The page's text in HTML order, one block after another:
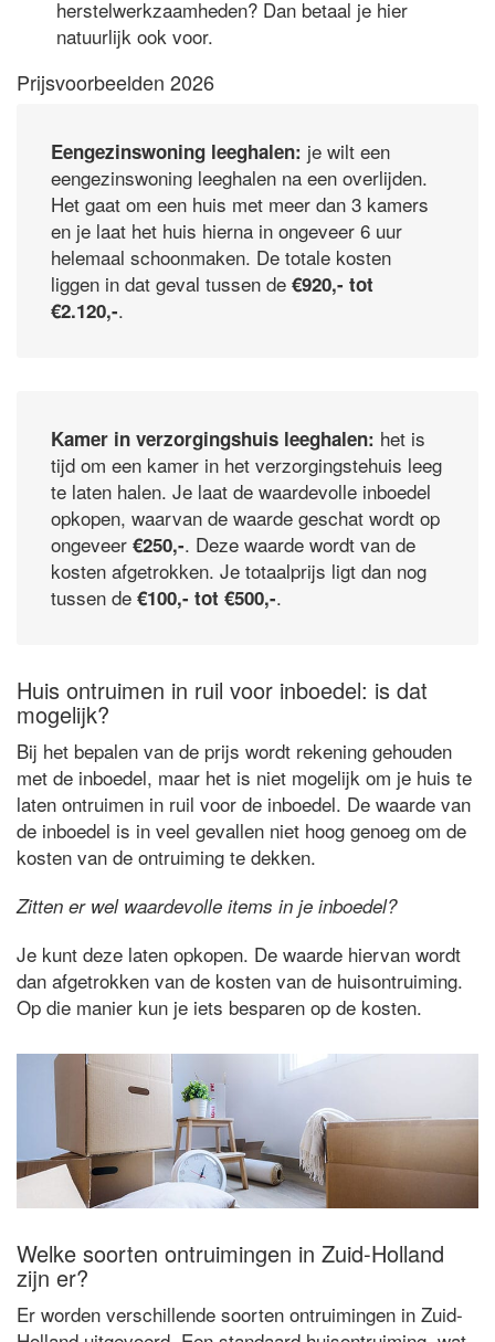
herstelwerkzaamheden? Dan betaal je hier
natuurlijk ook voor.
Prijsvoorbeelden 2026
Eengezinswoning leeghalen: je wilt een
eengezinswoning leeghalen na een overlijden.
Het gaat om een huis met meer dan 3 kamers
en je laat het huis hierna in ongeveer 6 uur
helemaal schoonmaken. De totale kosten
liggen in dat geval tussen de €920,- tot
€2.120,-.
Kamer in verzorgingshuis leeghalen: het is
tijd om een kamer in het verzorgingstehuis leeg
te laten halen. Je laat de waardevolle inboedel
opkopen, waarvan de waarde geschat wordt op
ongeveer €250,-. Deze waarde wordt van de
kosten afgetrokken. Je totaalprijs ligt dan nog
tussen de €100,- tot €500,-.
Huis ontruimen in ruil voor inboedel: is dat
mogelijk?
Bij het bepalen van de prijs wordt rekening gehouden
met de inboedel, maar het is niet mogelijk om je huis te
laten ontruimen in ruil voor de inboedel. De waarde van
de inboedel is in veel gevallen niet hoog genoeg om de
kosten van de ontruiming te dekken.
Zitten er wel waardevolle items in je inboedel?
Je kunt deze laten opkopen. De waarde hiervan wordt
dan afgetrokken van de kosten van de huisontruiming.
Op die manier kun je iets besparen op de kosten.
Welke soorten ontruimingen in Zuid-Holland
zijn er?
Er worden verschillende soorten ontruimingen in Zuid-